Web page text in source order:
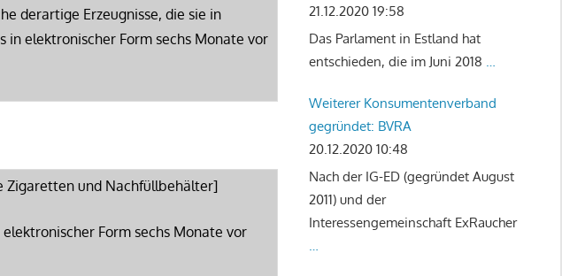
derartige Erzeugnisse, die sie in
in elektronischer Form sechs Monate vor
und Nachfüllbehälter]
Form sechs Monate vor
21.12.2020 19:58
Das Parlament in Estland hat
entschieden, die im Juni 2018 …
Weiterer Konsumentenverband
gegründet: BVRA
20.12.2020 10:48
Nach der IG-ED (gegründet August
2011) und der
Interessengemeinschaft ExRaucher
…